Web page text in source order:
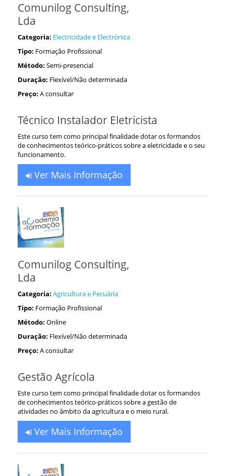
Comunilog Consulting,
Lda
Categoria: Electricidade e Electrónica
Tipo: Formação Profissional
Método: Semi-presencial
Duração: Flexível/Não determinada
Preço: A consultar
Técnico Instalador Eletricista
Este curso tem como principal finalidade dotar os formandos
de conhecimentos teórico-práticos sobre a eletricidade e o seu
funcionamento.
Ver Mais Informação
Comunilog Consulting,
Lda
Categoria: Agricultura e Pecuária
Tipo: Formação Profissional
Método: Online
Duração: Flexível/Não determinada
Preço: A consultar
Gestão Agrícola
Este curso tem como principal finalidade dotar os formandos
de conhecimentos teórico-práticos sobre a gestão de
atividades no âmbito da agricultura e o meio rural.
Ver Mais Informação